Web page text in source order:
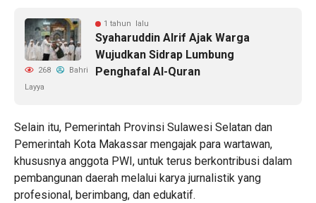
1 tahun lalu
Syaharuddin Alrif Ajak Warga
Wujudkan Sidrap Lumbung
Penghafal Al-Quran
268
Bahri
Layya
Selain itu, Pemerintah Provinsi Sulawesi Selatan dan
Pemerintah Kota Makassar mengajak para wartawan,
khususnya anggota PWI, untuk terus berkontribusi dalam
pembangunan daerah melalui karya jurnalistik yang
profesional, berimbang, dan edukatif.